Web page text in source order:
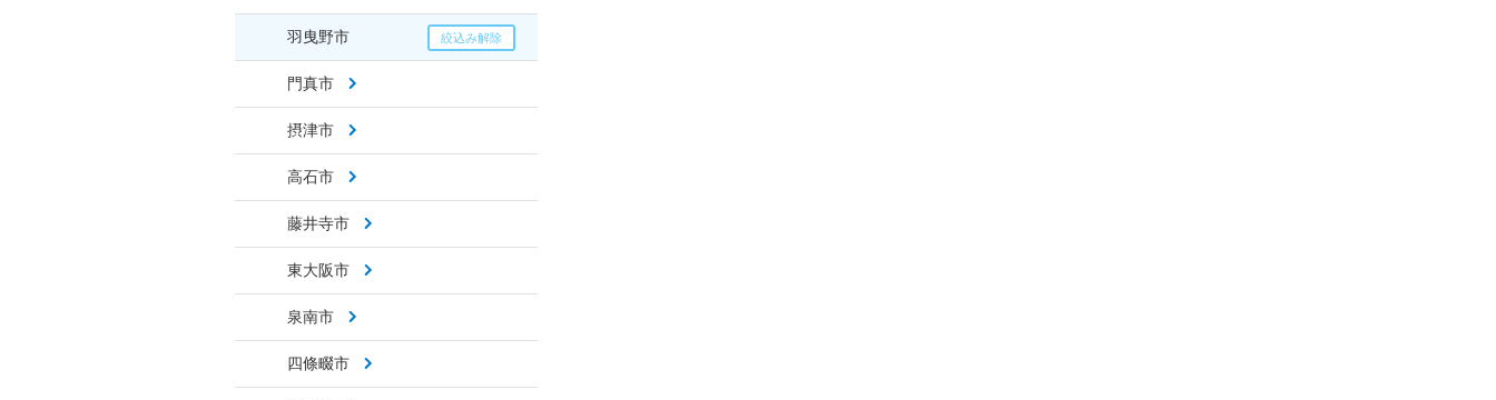
羽曳野市
門真市
摂津市
高石市
藤井寺市
東大阪市
泉南市
四條畷市